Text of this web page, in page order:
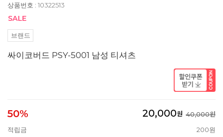
상품번호 : 10322513
브랜드
싸이코버드 PSY-5001 남성 티셔츠
50% 20,000원 40,000원
적립금
200원